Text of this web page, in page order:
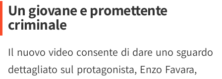
Un giovane e promettente
criminale
Il nuovo video consente di dare uno sguardo
dettagliato sul protagonista, Enzo Favara,